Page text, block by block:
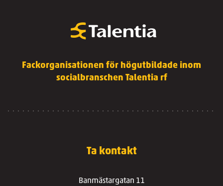
Fackorganisationen för högutbildade inom
socialbranschen Talentia rf
Ta kontakt
Banmästargatan 11